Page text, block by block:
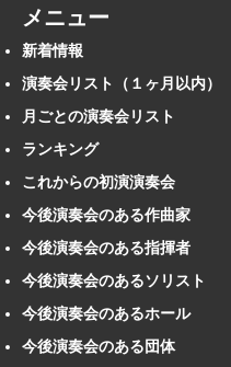
メニュー
新着情報
演奏会リスト（１ヶ月以内）
月ごとの演奏会リスト
ランキング
これからの初演演奏会
今後演奏会のある作曲家
今後演奏会のある指揮者
今後演奏会のあるソリスト
今後演奏会のあるホール
今後演奏会のある団体